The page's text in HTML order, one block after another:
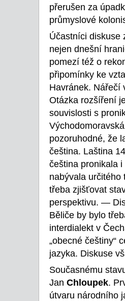
přerušen za
průmyslové
Účastníci diskuse
nejen dnešní
pomezí též o
připomínky ke
Havránek. Nářečí
Otázka rozšíření
souvislosti s
pozoruhodné, že
čeština. Laština
čeština pronikala
nabývala určitého
třeba zjišťovat
perspektivu. —
Běliče by bylo
interdialekt v
„obecné češtiny“
jazyka. Diskuse
Současnému
Jan Chloupek.
útvaru národního